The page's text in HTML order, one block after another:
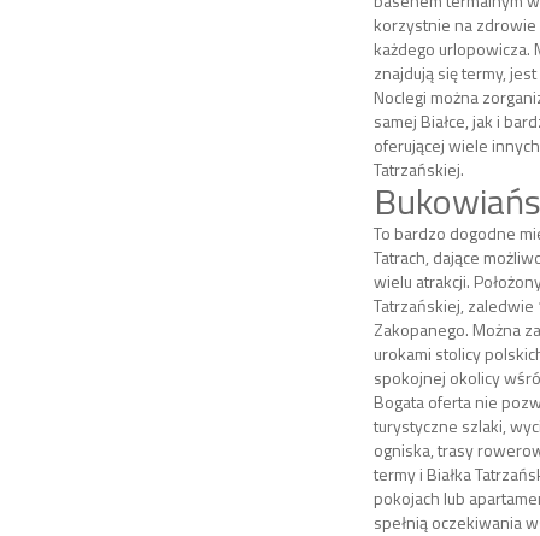
korzystnie na zdrowie
każdego urlopowicza.
znajdują się termy,
Noclegi można
samej Białce, jak i
oferującej wiele
Tatrzańskiej.
To bardzo dogodne
Tatrach, dające
wielu atrakcji.
Tatrzańskiej, zaledwie
Zakopanego. Można
urokami stolicy
spokojnej okolicy
Bogata oferta nie
turystyczne szlaki,
ogniska, trasy
termy i Białka
pokojach lub
spełnią oczekiwania